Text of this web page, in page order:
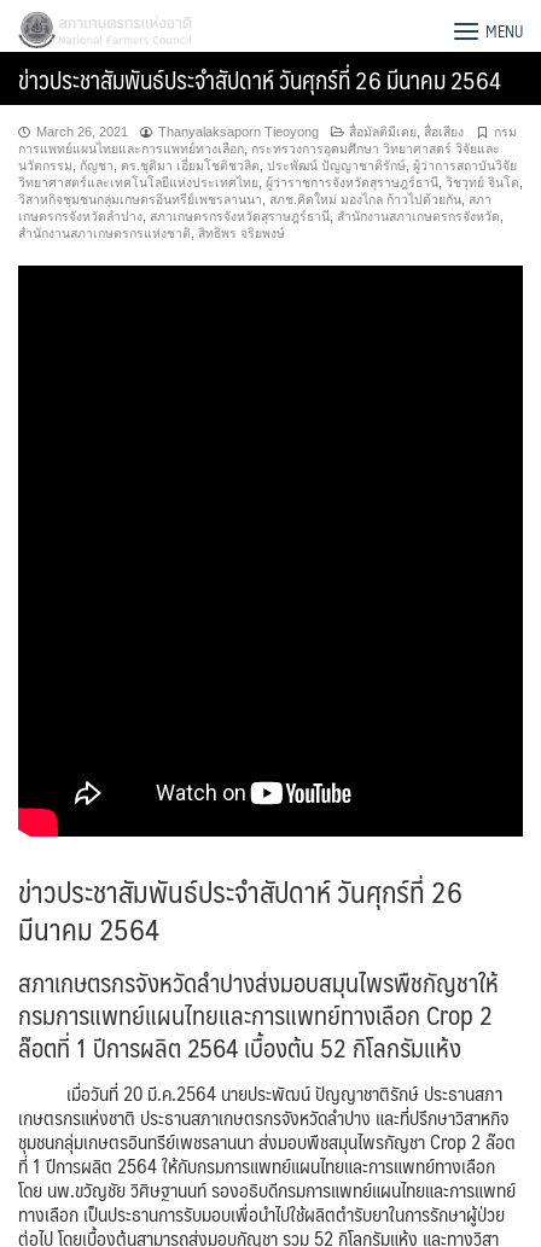
Skip
content
สภาเกษตรกรแห่งชาติ MENU
ข่าวประชาสัมพันธ์ประจำสัปดาห์ วันศุกร์ที่ 26 มีนาคม 2564
March 26, 2021 Thanyalaksaporn Tieoyong สื่อมัลติมีเดย สื่อเสียง
กรม
การแพทย์แผนไทยและการแพทย์ทางเลือก กระทรวงการอุดมศึกษา วิทยาศาสตร์ วิจัยและ
นวัตกรรม
กัญชา ดร.ชุติมา เอี่ยมโชติชวลิต ประพัฒน์ ปัญญาชาติรักษ์ ผู้ว่าการสถาบันวิจัย
วิทยาศาสตร์และเทคโนโลยีแห่งประเทศไทย ผู้ว่าราชการจังหวัดสุราษฎร์ธานี วิชวุทย์ จินโต
วิสาหกิจชุมชนกลุ่มเกษตรอินทรีย์เพชรลานนา
สภช.คิดใหม่ มองไกล ก้าวไปด้วยกัน สภา
เกษตรกรจังหวัดลำปาง สภาเกษตรกรจังหวัดสุราษฎร์ธานี สำนักงานสภาเกษตรกรจังหวัด
สำนักงานสภาเกษตรกรแห่งชาติ สิทธิพร จริยพงษ์
ข่าวประชาสัมพันธ์ประจำสัปดาห์ วันศุกร์ที่ 26
มีนาคม 2564
สภาเกษตรกรจังหวัดลำปางส่งมอบสมุนไพรพืชกัญชาให้
กรมการแพทย์แผนไทยและการแพทย์ทางเลือก Crop 2
ล๊อตที่ 1 ปีการผลิต 2564 เบื้องต้น 52 กิโลกรัมแห้ง
เมื่อวันที่ 20 มี.ค.2564 นายประพัฒน์ ปัญญาชาติรักษ์ ประธานสภา
เกษตรกรแห่งชาติ ประธานสภาเกษตรกรจังหวัดลำปาง และที่ปรึกษาวิสาหกิจ
ชุมชนกลุ่มเกษตรอินทรีย์เพชรลานนา ส่งมอบพืชสมุนไพรกัญชา Crop 2 ล๊อต
ที่ 1 ปีการผลิต 2564 ให้กับกรมการแพทย์แผนไทยและการแพทย์ทางเลือก
โดย นพ.ขวัญชัย วิศิษฐานนท์ รองอธิบดีกรมการแพทย์แผนไทยและการแพทย์
ทางเลือก เป็นประธานการรับมอบเพื่อนำไปใช้ผลิตตำรับยาในการรักษาผู้ป่วย
ต่อไป โดยเบื้องต้นสามารถส่งมอบกัญชา รวม 52 กิโลกรัมแห้ง และทางวิสา